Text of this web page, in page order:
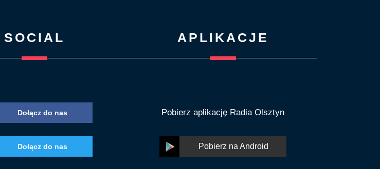
SOCIAL
Dołącz do nas
Dołącz do nas
APLIKACJE
Pobierz aplikację Radia Olsztyn
Pobierz na Android